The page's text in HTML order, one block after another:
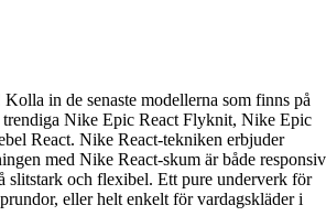
in de senaste modellerna som finns på
trendiga Nike Epic React Flyknit, Nike Epic
React. Nike React-tekniken erbjuder
med Nike React-skum är både responsiv
slitstark och flexibel. Ett pure underverk för
eller helt enkelt för vardagskläder i